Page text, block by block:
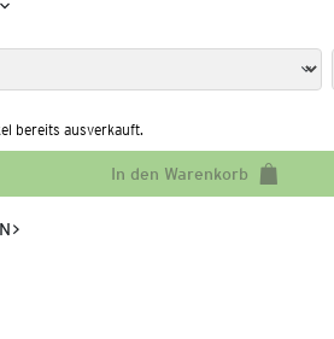
bereits ausverkauft.
In den Warenkorb